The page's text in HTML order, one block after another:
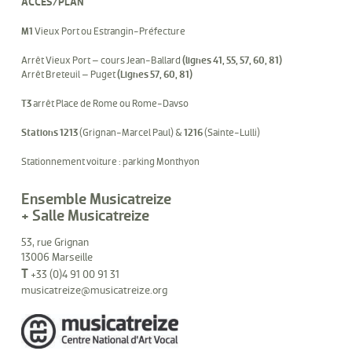
M1 Vieux Port ou Estrangin-Préfecture
Arrêt Vieux Port – cours Jean-Ballard (lignes 41, 55, 57, 60, 81)
Arrêt Breteuil – Puget(Lignes 57, 60, 81)
T3arrêt Place de Rome ou Rome-Davso
Stations 1213(Grignan-Marcel Paul) & 1216(Sainte-Lulli)
Stationnement voiture : parking Monthyon
Ensemble Musicatreize
+ Salle Musicatreize
53, rue Grignan
13006 Marseille
T+33 (0)4 91 00 91 31
musicatreize@musicatreize.org